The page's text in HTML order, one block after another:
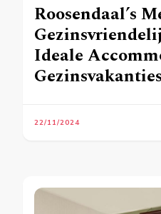
Roosendaal’s
Ideale
Gezinsvakanties
22/11/2024